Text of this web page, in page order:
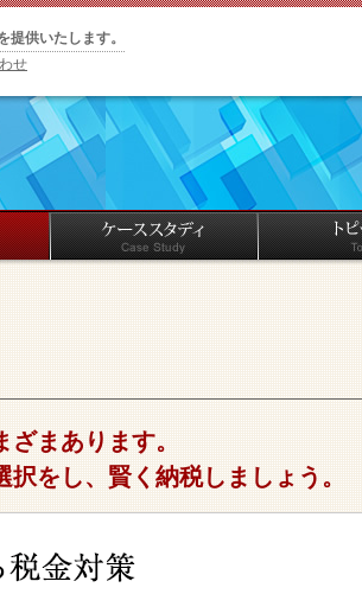
提供いたします。
せ
ざまあります。
択をし、賢く納税しましょう。